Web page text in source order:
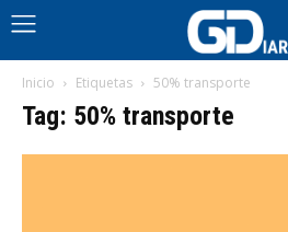
Inicio Etiquetas 50% transporte
Tag: 50% transporte